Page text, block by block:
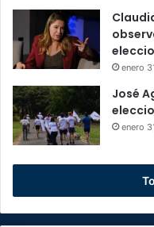
enero
José
enero